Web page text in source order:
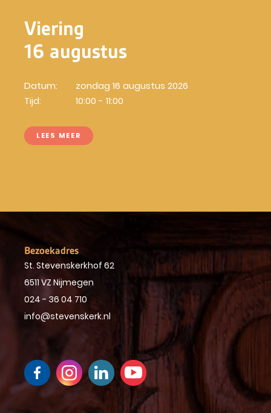
Viering
16 augustus
Datum:
Tijd:
zondag 16 augustus 2026
10:00 - 11:00
LEES MEER
Bezoekadres
St. Stevenskerkhof 62
6511 VZ Nijmegen
024 - 36 04 710
info@stevenskerk.nl